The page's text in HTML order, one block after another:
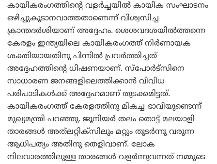
കായികരംഗത്തിന്റെ വളര്‍ച്ചയില്‍ കായിക സംഘാടനം
ഒഴിച്ചുകൂടാനവാത്തതാണെന്ന് വിശ്വസിച്ച
ക്രാന്തദര്‍ശിയാണ് അദ്ദേഹം. ശെശവദശയില്‍ത്തന്നെ
കേരളം ഇന്ത്യയിലെ കായികരംഗത്ത് നിര്‍ണായക
ശക്തിയായതിനു പിന്നില്‍ പ്രവര്‍ത്തിച്ചത്
അദ്ദേഹത്തിന്റെ ധിഷണയാണ്. സ്‌പോര്‍ട്‌സിനെ
സാധാരണ ജനങ്ങളിലെത്തിക്കാന്‍ വിവിധ
പരിപാടികള്‍ക്ക് അദ്ദേഹമാണ് തുടക്കമിട്ടത്.
കായികരംഗത്ത് കേരളത്തിനു മികച്ച ഭാവിയുണ്ടെന്ന്
മുഖ്യമന്ത്രി പറഞ്ഞു. ജൂനിയര്‍ തലം തൊട്ട് മലയാളി
താരങ്ങള്‍ അത്‌ലറ്റിക്‌സിലും മറ്റും തുടര്‍ന്നു വരുന്ന
ആധിപത്യം അതിനു തെളിവാണ്. ലോക
നിലവാരത്തിലുള്ള താരങ്ങള്‍ വളര്‍ന്നുവന്നത് നമ്മുടെ